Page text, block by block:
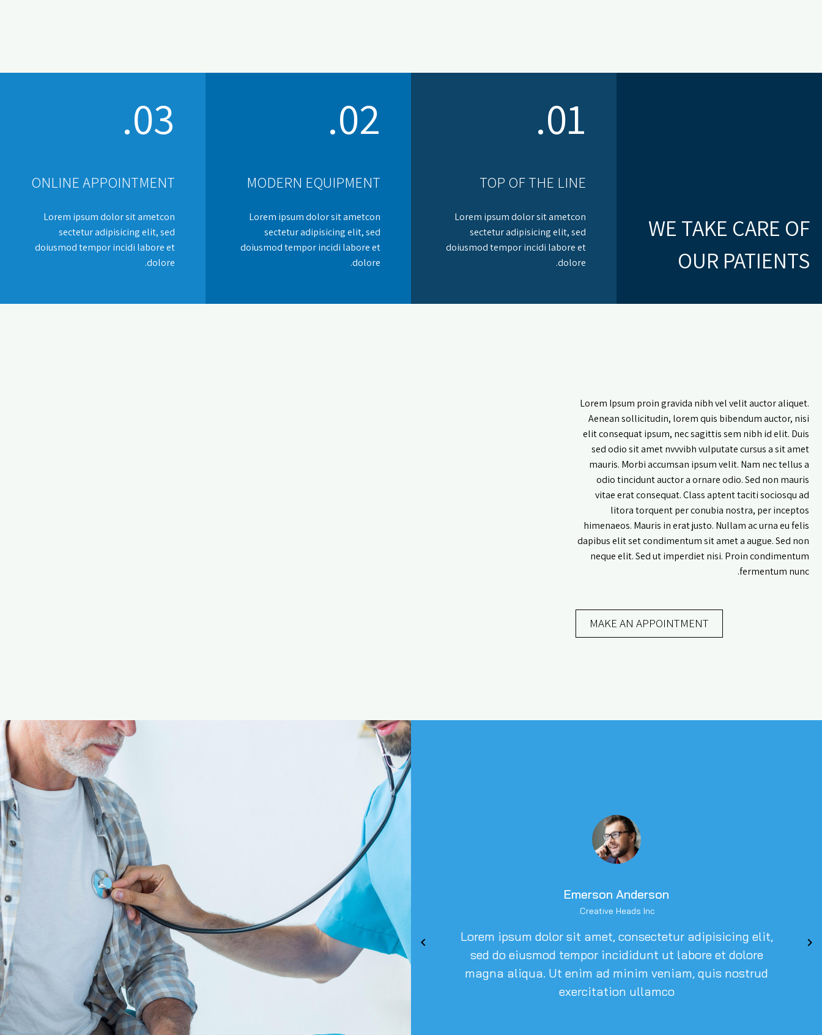
WE TAKE CARE OF
OUR PATIENTS
01.
TOP OF THE LINE
Lorem ipsum dolor sit ametcon
sectetur adipisicing elit, sed
doiusmod tempor incidi labore et
dolore.
02.
MODERN EQUIPMENT
Lorem ipsum dolor sit ametcon
sectetur adipisicing elit, sed
doiusmod tempor incidi labore et
dolore.
03.
ONLINE APPOINTMENT
Lorem ipsum dolor sit ametcon
sectetur adipisicing elit, sed
doiusmod tempor incidi labore et
dolore.
Lorem Ipsum proin gravida nibh vel velit auctor aliquet.
Aenean sollicitudin, lorem quis bibendum auctor, nisi
elit consequat ipsum, nec sagittis sem nibh id elit. Duis
sed odio sit amet nvvvibh vulputate cursus a sit amet
mauris. Morbi accumsan ipsum velit. Nam nec tellus a
odio tincidunt auctor a ornare odio. Sed non mauris
vitae erat consequat. Class aptent taciti sociosqu ad
litora torquent per conubia nostra, per inceptos
himenaeos. Mauris in erat justo. Nullam ac urna eu felis
dapibus elit set condimentum sit amet a augue. Sed non
neque elit. Sed ut imperdiet nisi. Proin condimentum
fermentum nunc.
MAKE AN APPOINTMENT
Emerson Anderson
Creative Heads Inc.
Lorem ipsum dolor sit amet, consectetur adipisicing elit,
sed do eiusmod tempor incididunt ut labore et dolore
magna aliqua. Ut enim ad minim veniam, quis nostrud
exercitation ullamco